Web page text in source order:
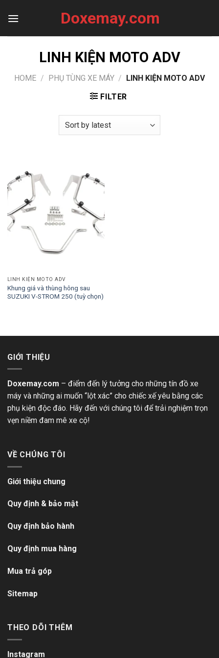
Doxemay.com
LINH KIỆN MOTO ADV
HOME / PHỤ TÙNG XE MÁY /
LINH KIỆN MOTO ADV
FILTER
LINH KIỆN MOTO ADV
Khung giá và thùng hông sau
SUZUKI V-STROM 250 (tuỳ chọn)
GIỚI THIỆU
Doxemay.com – điểm đến lý tưởng cho những tín đồ xe
máy và những ai muốn “lột xác” cho chiếc xế yêu bằng các
phụ kiện độc đáo. Hãy đến với chúng tôi để trải nghiệm trọn
vẹn niềm đam mê xe cộ!
VỀ CHÚNG TÔI
Giới thiệu chung
Quy định & bảo mật
Quy định bảo hành
Quy định mua hàng
Mua trả góp
Sitemap
THEO DÕI THÊM
Instagram